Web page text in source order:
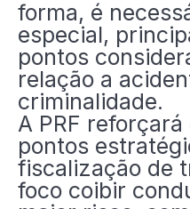
forma, é
especial,
pontos
relação a
criminalidade.
A PRF
pontos
fiscalização de
foco coibir